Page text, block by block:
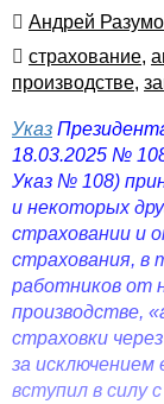
Автор
Андрей
Автор
страхование,
производстве,
Указ
18.03.2025 №
Указ № 108)
и некоторых
страховании и
страхования, в
работников от
производстве,
страховки
за исключением
вступил в силу